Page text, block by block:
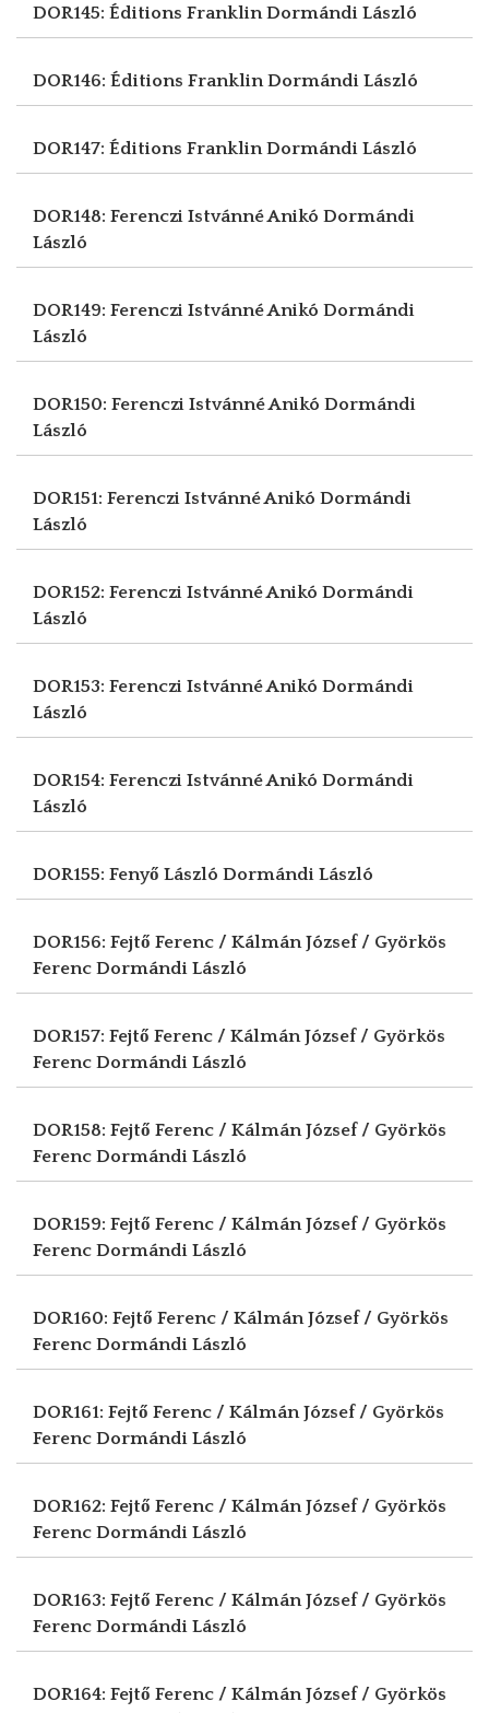
DOR145: Éditions FranklinDormándi László
DOR146: Éditions FranklinDormándi László
DOR147: Éditions FranklinDormándi László
DOR148: Ferenczi Istvánné Anikó Dormándi
László
DOR149: Ferenczi Istvánné Anikó Dormándi
László
DOR150: Ferenczi Istvánné Anikó Dormándi
László
DOR151: Ferenczi Istvánné Anikó Dormándi
László
DOR152: Ferenczi Istvánné Anikó Dormándi
László
DOR153: Ferenczi Istvánné Anikó Dormándi
László
DOR154: Ferenczi Istvánné Anikó Dormándi
László
DOR155: Fenyő László Dormándi László
DOR156: Fejtő Ferenc / Kálmán József / Györkös
Ferenc Dormándi László
DOR157: Fejtő Ferenc / Kálmán József / Györkös
Ferenc Dormándi László
DOR158: Fejtő Ferenc / Kálmán József / Györkös
Ferenc Dormándi László
DOR159: Fejtő Ferenc / Kálmán József / Györkös
Ferenc Dormándi László
DOR160: Fejtő Ferenc / Kálmán József / Györkös
Ferenc Dormándi László
DOR161: Fejtő Ferenc / Kálmán József / Györkös
Ferenc Dormándi László
DOR162: Fejtő Ferenc / Kálmán József / Györkös
Ferenc Dormándi László
DOR163: Fejtő Ferenc / Kálmán József / Györkös
Ferenc Dormándi László
DOR164: Fejtő Ferenc / Kálmán József / Györkös